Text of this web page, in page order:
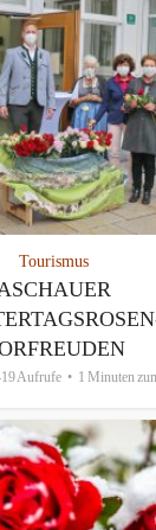
Tourismus
Aufrufe 1 Minuten